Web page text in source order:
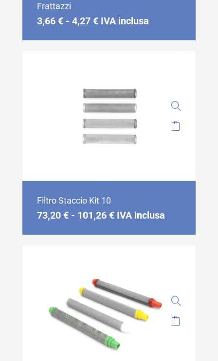
Frattazzi
3,66 € - 4,27 € IVA inclusa
Filtro Staccio Kit 10
73,20 € - 101,26 € IVA inclusa